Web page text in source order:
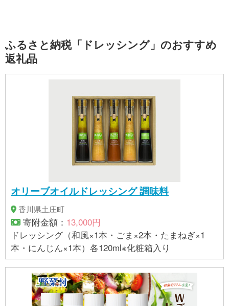
ふるさと納税「ドレッシング」のおすすめ
返礼品
オリーブオイルドレッシング 調味料
香川県土庄町
寄附金額： 13,000円
ドレッシング（和風×1本・ごま×2本・たまねぎ×1
本・にんじん×1本）各120ml※化粧箱入り